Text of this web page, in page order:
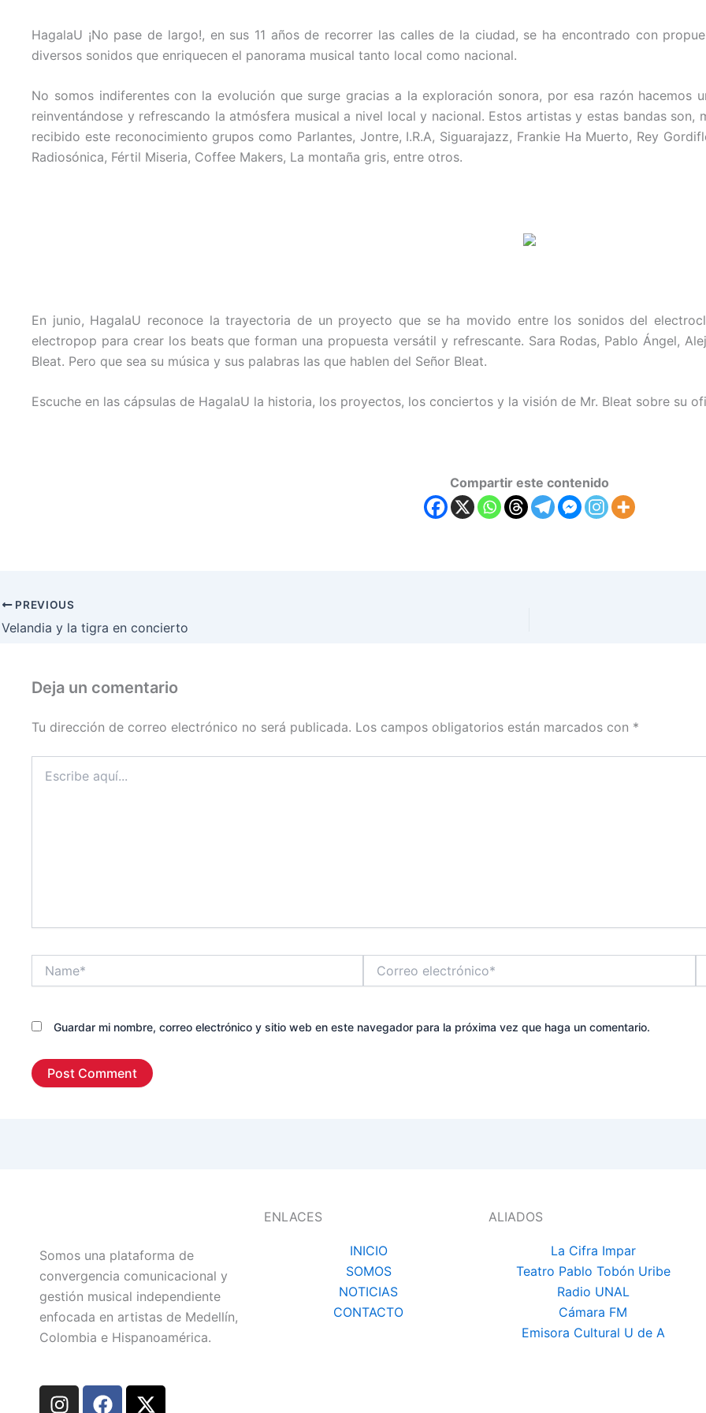
HagalaU ¡No pase de largo!, en sus 11 años de recorrer las calles de la ciudad, se ha encontrado con
diversos sonidos que enriquecen el panorama musical tanto local como nacional.
No somos indiferentes con la evolución que surge gracias a la exploración sonora, por esa razón hacemos
reinventándose y refrescando la atmósfera musical a nivel local y nacional. Estos artistas y estas bandas son,
recibido este reconocimiento grupos como Parlantes, Jontre, I.R.A, Siguarajazz, Frankie Ha Muerto, Rey
Radiosónica, Fértil Miseria, Coffee Makers, La montaña gris, entre otros.
En junio, HagalaU reconoce la trayectoria de un proyecto que se ha movido entre los sonidos del
electropop para crear los beats que forman una propuesta versátil y refrescante. Sara Rodas, Pablo Ángel,
Bleat. Pero que sea su música y sus palabras las que hablen del Señor Bleat.
Escuche en las cápsulas de HagalaU la historia, los proyectos, los conciertos y la visión de Mr. Bleat sobre su
Compartir este contenido
PREVIOUS
Velandia y la tigra en concierto
Deja un comentario
Tu dirección de correo electrónico no será publicada. Los campos obligatorios están marcados con *
aquí...
electrónico*
Guardar mi nombre, correo electrónico y sitio web en este navegador para la próxima vez que haga un comentario.
Somos una plataforma de
convergencia comunicacional y
gestión musical independiente
enfocada en artistas de Medellín,
Colombia e Hispanoamérica.
I
F
X
ENLACES
INICIO
SOMOS
NOTICIAS
CONTACTO
ALIADOS
La Cifra Impar
Teatro Pablo Tobón Uribe
Radio UNAL
Cámara FM
Emisora Cultural U de A